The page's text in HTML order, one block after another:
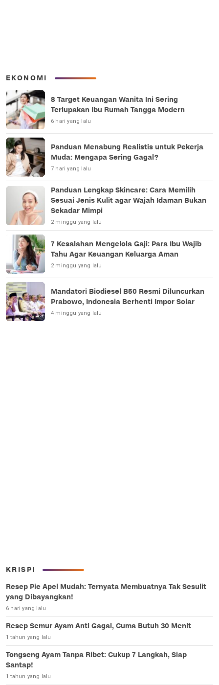
EKONOMI
8 Target Keuangan Wanita Ini Sering
Terlupakan Ibu Rumah Tangga Modern
6 hari yang lalu
Panduan Menabung Realistis untuk Pekerja
Muda: Mengapa Sering Gagal?
7 hari yang lalu
Panduan Lengkap Skincare: Cara Memilih
Sesuai Jenis Kulit agar Wajah Idaman Bukan
Sekadar Mimpi
2 minggu yang lalu
7 Kesalahan Mengelola Gaji: Para Ibu Wajib
Tahu Agar Keuangan Keluarga Aman
2 minggu yang lalu
Mandatori Biodiesel B50 Resmi Diluncurkan
Prabowo, Indonesia Berhenti Impor Solar
4 minggu yang lalu
KRISPI
Resep Pie Apel Mudah: Ternyata Membuatnya Tak Sesulit
yang Dibayangkan!
6 hari yang lalu
Resep Semur Ayam Anti Gagal, Cuma Butuh 30 Menit
1 tahun yang lalu
Tongseng Ayam Tanpa Ribet: Cukup 7 Langkah, Siap
Santap!
1 tahun yang lalu